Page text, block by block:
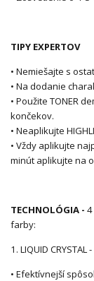
TIPY EXPERTOV
• Nemiešajte s
• Na dodanie
• Použite TONER
končekov.
• Neaplikujte
• Vždy aplikujte
minút aplikujte na
TECHNOLÓGIA -
farby:
1. LIQUID
• Efektívnejší